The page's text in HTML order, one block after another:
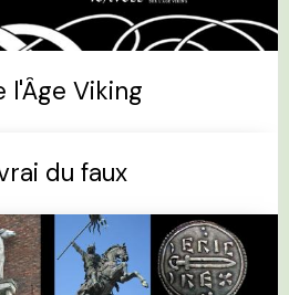
l'Âge Viking
du faux